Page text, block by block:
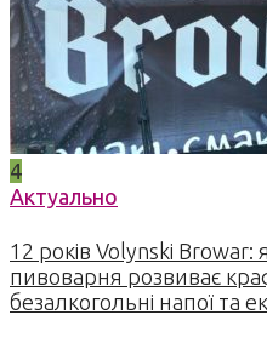
4
Актуально
12 років Volynski Browar:
пивоварня розвиває
безалкогольні напої та